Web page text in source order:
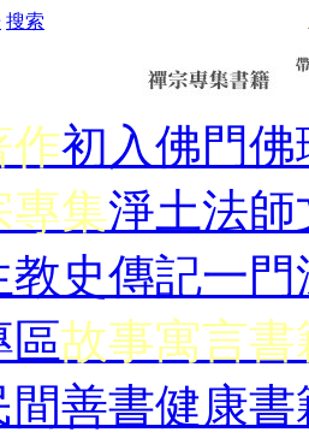
搜索
作初入佛門佛
專集淨土法師
教史傳記一門
區故事寓言書
間善書健康書